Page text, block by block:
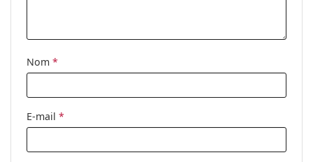
Nom *
E-mail *